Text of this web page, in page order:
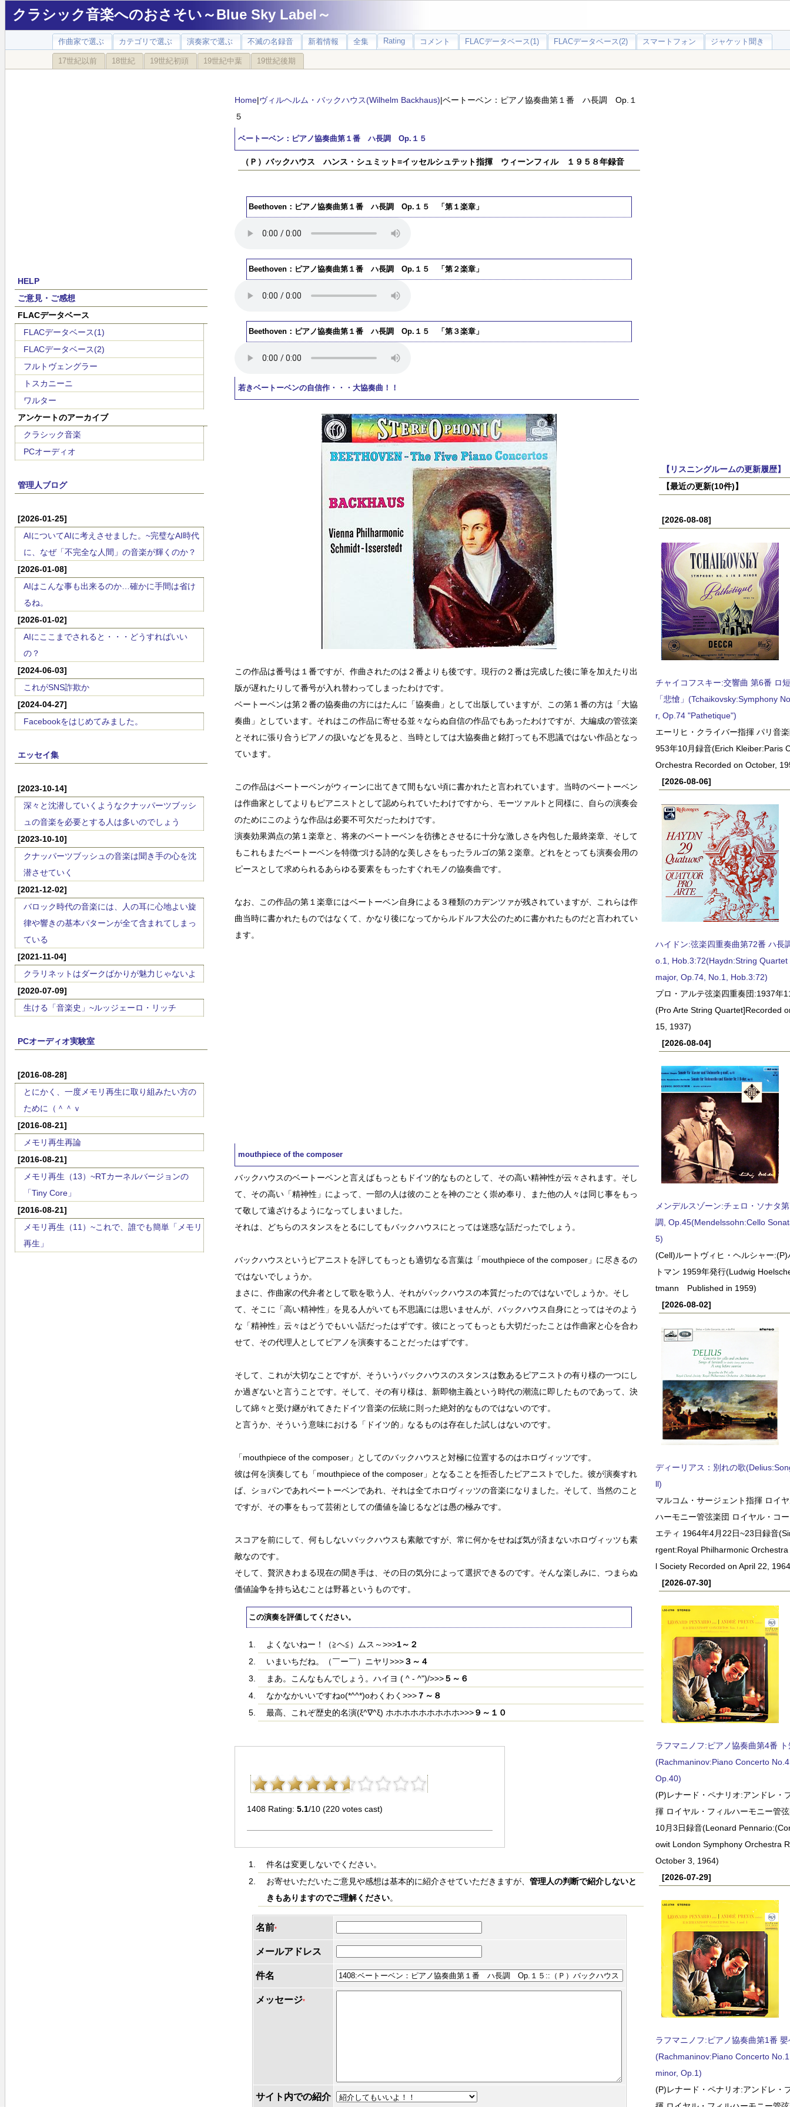
クラシック音楽へのおさそい～Blue Sky Label～
作曲家で選ぶ カテゴリで選ぶ 演奏家で選ぶ 不滅の名録音 新着情報 全集 Rating コメント FLACデータベース(1) FLACデータベース(2) スマートフォン ジャケット聞き
17世紀以前 18世紀 19世紀初頭 19世紀中葉 19世紀後期
HELP
ご意見・ご感想
FLACデータベース
FLACデータベース(1)
FLACデータベース(2)
フルトヴェングラー
トスカニーニ
ワルター
アンケートのアーカイブ
クラシック音楽
PCオーディオ
管理人ブログ
[2026-01-25]
AIについてAIに考えさせました。~完璧なAI時代
に、なぜ「不完全な人間」の音楽が輝くのか？
[2026-01-08]
AIはこんな事も出来るのか…確かに手間は省け
るね。
[2026-01-02]
AIにここまでされると・・・どうすればいい
の？
[2024-06-03]
これがSNS詐欺か
[2024-04-27]
Facebookをはじめてみました。
エッセイ集
[2023-10-14]
深々と沈潜していくようなクナッパーツブッシ
ュの音楽を必要とする人は多いのでしょう
[2023-10-10]
クナッパーツブッシュの音楽は聞き手の心を沈
潜させていく
[2021-12-02]
バロック時代の音楽には、人の耳に心地よい旋
律や響きの基本パターンが全て含まれてしまっ
ている
[2021-11-04]
クラリネットはダークばかりが魅力じゃないよ
[2020-07-09]
生ける「音楽史」~ルッジェーロ・リッチ
PCオーディオ実験室
[2016-08-28]
とにかく、一度メモリ再生に取り組みたい方の
ために（＾＾ｖ
[2016-08-21]
メモリ再生再論
[2016-08-21]
メモリ再生（13）~RTカーネルバージョンの
「Tiny Core」
[2016-08-21]
メモリ再生（11）~これで、誰でも簡単「メモリ
再生」
Home|ヴィルヘルム・バックハウス(Wilhelm Backhaus)|ベートーベン：ピアノ協奏曲第１番 ハ長調 Op.１
５
ベートーベン：ピアノ協奏曲第１番 ハ長調 Op.１５
（Ｐ）バックハウス ハンス・シュミット=イッセルシュテット指揮 ウィーンフィル １９５８年録音
Beethoven：ピアノ協奏曲第１番 ハ長調 Op.１５ 「第１楽章」
Beethoven：ピアノ協奏曲第１番 ハ長調 Op.１５ 「第２楽章」
Beethoven：ピアノ協奏曲第１番 ハ長調 Op.１５ 「第３楽章」
若きベートーベンの自信作・・・大協奏曲！！
この作品は番号は１番ですが、作曲されたのは２番よりも後です。現行の２番は完成した後に筆を加えたり出
版が遅れたりして番号が入れ替わってしまったわけです。
ベートーベンは第２番の協奏曲の方にはたんに「協奏曲」として出版していますが、この第１番の方は「大協
奏曲」としています。それはこの作品に寄せる並々ならぬ自信の作品でもあったわけですが、大編成の管弦楽
とそれに張り合うピアノの扱いなどを見ると、当時としては大協奏曲と銘打っても不思議ではない作品となっ
ています。
この作品はベートーベンがウィーンに出てきて間もない頃に書かれたと言われています。当時のベートーベン
は作曲家としてよりもピアニストとして認められていたわけですから、モーツァルトと同様に、自らの演奏会
のためにこのような作品は必要不可欠だったわけです。
演奏効果満点の第１楽章と、将来のベートーベンを彷彿とさせるに十分な激しさを内包した最終楽章、そして
もこれもまたベートーベンを特徴づける詩的な美しさをもったラルゴの第２楽章。どれをとっても演奏会用の
ピースとして求められるあらゆる要素をもったすぐれモノの協奏曲です。
なお、この作品の第１楽章にはベートーベン自身による３種類のカデンツァが残されていますが、これらは作
曲当時に書かれたものではなくて、かなり後になってからルドルフ大公のために書かれたものだと言われてい
ます。
mouthpiece of the composer
バックハウスのベートーベンと言えばもっともドイツ的なものとして、その高い精神性が云々されます。そし
て、その高い「精神性」によって、一部の人は彼のことを神のごとく崇め奉り、また他の人々は同じ事をもっ
て敬して遠ざけるようになってしまいました。
それは、どちらのスタンスをとるにしてもバックハウスにとっては迷惑な話だったでしょう。
バックハウスというピアニストを評してもっとも適切なる言葉は「mouthpiece of the composer」に尽きるの
ではないでしょうか。
まさに、作曲家の代弁者として歌を歌う人、それがバックハウスの本質だったのではないでしょうか。そし
て、そこに「高い精神性」を見る人がいても不思議には思いませんが、バックハウス自身にとってはそのよう
な「精神性」云々はどうでもいい話だったはずです。彼にとってもっとも大切だったことは作曲家と心を合わ
せて、その代理人としてピアノを演奏することだったはずです。
そして、これが大切なことですが、そういうバックハウスのスタンスは数あるピアニストの有り様の一つにし
か過ぎないと言うことです。そして、その有り様は、新即物主義という時代の潮流に即したものであって、決
して綿々と受け継がれてきたドイツ音楽の伝統に則った絶対的なものではないのです。
と言うか、そういう意味における「ドイツ的」なるものは存在した試しはないのです。
「mouthpiece of the composer」としてのバックハウスと対極に位置するのはホロヴィッツです。
彼は何を演奏しても「mouthpiece of the composer」となることを拒否したピアニストでした。彼が演奏すれ
ば、ショパンであれベートーベンであれ、それは全てホロヴィッツの音楽になりました。そして、当然のこと
ですが、その事をもって芸術としての価値を論じるなどは愚の極みです。
スコアを前にして、何もしないバックハウスも素敵ですが、常に何かをせねば気が済まないホロヴィッツも素
敵なのです。
そして、贅沢きわまる現在の聞き手は、その日の気分によって選択できるのです。そんな楽しみに、つまらぬ
価値論争を持ち込むことは野暮というものです。
この演奏を評価してください。
よくないねー！（≧ヘ≦）ムス～>>>1～２
いまいちだね。（￣ー￣）ニヤリ>>>３～４
まあ。こんなもんでしょう。ハイヨ ( ^ - ^")/>>>５～６
なかなかいいですねo(*^^*)oわくわく>>>７～８
最高、これぞ歴史的名演(ξ^∇^ξ) ホホホホホホホホホ>>>９～１０
1408 Rating: 5.1/10 (220 votes cast)
件名は変更しないでください。
お寄せいただいたご意見や感想は基本的に紹介させていただきますが、 管理人の判断で紹介しないと
きもありますのでご理解ください。
名前*
メールアドレス
件名
メッセージ*
サイト内での紹介
【リスニングルームの更新履歴】
【最近の更新(10件)】
[2026-08-08]
チャイコフスキー:交響曲 第6番 ロ
「悲愴」(Tchaikovsky:Symphony
r, Op.74 "Pathetique")
エーリヒ・クライバー指揮 パリ音
953年10月録音(Erich Kleiber:Paris
Orchestra Recorded on October,
[2026-08-06]
ハイドン:弦楽四重奏曲第72番 ハ長
o.1, Hob.3:72(Haydn:String Quartet
major, Op.74, No.1, Hob.3:72)
プロ・アルテ弦楽四重奏団:1937年
(Pro Arte String Quartet]Recorded
15, 1937)
[2026-08-04]
メンデルスゾーン:チェロ・ソナタ
調, Op.45(Mendelssohn:Cello
5)
(Cell)ルートヴィヒ・ヘルシャー
トマン 1959年発行(Ludwig
tmann Published in 1959)
[2026-08-02]
ディーリアス：別れの歌
ll)
マルコム・サージェント指揮 ロイ
ハーモニー管弦楽団 ロイヤル・コ
エティ 1964年4月22日~23日録音
rgent:Royal Philharmonic
l Society Recorded on April 22,
[2026-07-30]
ラフマニノフ:ピアノ協奏曲第4番
(Rachmaninov:Piano Concerto
Op.40)
(P)レナード・ペナリオ:アンドレ・
揮 ロイヤル・フィルハーモニー管
10月3日録音(Leonard
owit London Symphony Orchestra
October 3, 1964)
[2026-07-29]
ラフマニノフ:ピアノ協奏曲第1番
(Rachmaninov:Piano Concerto
minor, Op.1)
(P)レナード・ペナリオ:アンドレ・